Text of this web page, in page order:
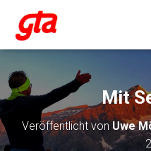
Mit
Veröffentlicht von Uwe